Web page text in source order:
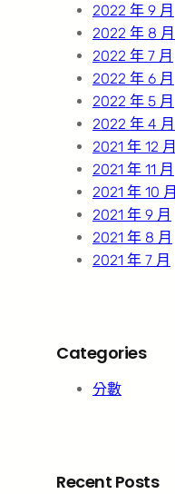
2022 年 9 月
2022 年 8 月
2022 年 7 月
2022 年 6 月
2022 年 5 月
2022 年 4 月
2021 年 12 月
2021 年 11 月
2021 年 10 月
2021 年 9 月
2021 年 8 月
2021 年 7 月
Categories
分數
Recent Posts